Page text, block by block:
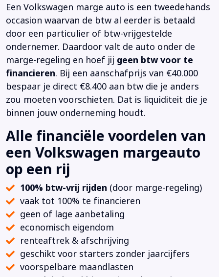
Een Volkswagen marge auto is een tweedehands
occasion waarvan de btw al eerder is betaald
door een particulier of btw-vrijgestelde
ondernemer. Daardoor valt de auto onder de
marge-regeling en hoef jij geen btw voor te
financieren. Bij een aanschafprijs van €40.000
bespaar je direct €8.400 aan btw die je anders
zou moeten voorschieten. Dat is liquiditeit die je
binnen jouw onderneming houdt.
Alle financiële voordelen van
een Volkswagen margeauto
op een rij
100% btw-vrij rijden (door marge-regeling)
vaak tot 100% te financieren
geen of lage aanbetaling
economisch eigendom
renteaftrek & afschrijving
geschikt voor starters zonder jaarcijfers
voorspelbare maandlasten